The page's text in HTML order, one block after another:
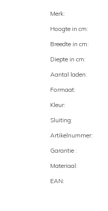
Merk:
Hoogte in cm:
Breedte in cm:
Diepte in cm:
Aantal laden:
Formaat:
Kleur:
Sluiting:
Artikelnummer:
Garantie :
Materiaal:
EAN: